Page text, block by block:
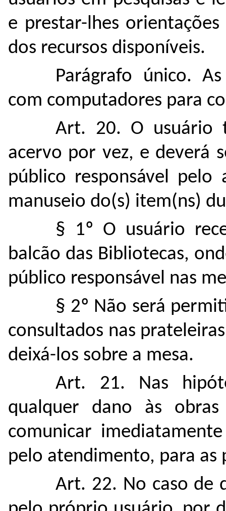
e prestar-lhes
dos recursos disponíveis.
Parágrafo único.
com computadores para
Art. 20. O usuário
acervo por vez, e deverá
público responsável
manuseio do(s) item(ns)
§ 1º O usuário
balcão das Bibliotecas,
público responsável nas
§ 2º Não será
consultados nas
deixá-los sobre a mesa.
Art. 21. Nas
qualquer dano às
comunicar
pelo atendimento, para as
Art. 22. No caso de